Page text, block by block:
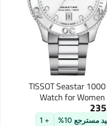
TISSOT Seastar
Watch for
مسترجع 10% + 1